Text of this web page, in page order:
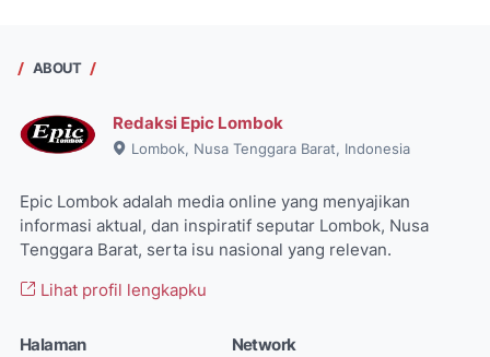
ABOUT
Redaksi Epic Lombok
Lombok, Nusa Tenggara Barat, Indonesia
Epic Lombok adalah media online yang menyajikan
informasi aktual, dan inspiratif seputar Lombok, Nusa
Tenggara Barat, serta isu nasional yang relevan.
Lihat profil lengkapku
Halaman Network